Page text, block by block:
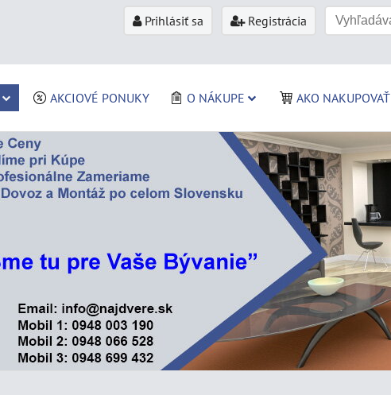
Prihlásiť sa Registrácia
AKCIOVÉ PONUKY O NÁKUPE AKO NAKUPOVAŤ